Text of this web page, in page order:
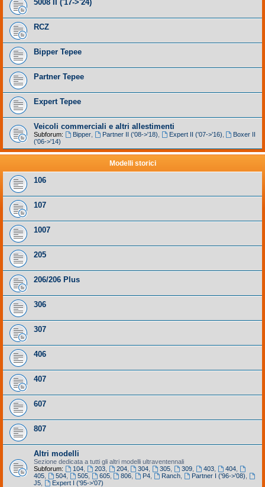
5008 II ('17->'24)
RCZ
Bipper Tepee
Partner Tepee
Expert Tepee
Veicoli commerciali e altri allestimenti
Subforum: Bipper, Partner II ('08->'18) Expert II ('07->'16)
Boxer II
('06->'14)
Modelli storici
106
107
1007
205
206/206 Plus
306
307
406
407
607
807
Altri modelli
Sezione dedicata a tutti gli altri modelli ultraventennali
Subforum:
104, 203, 204, 304 305 309 403, 404,
405
504, 505, 605, 806 P4 Ranch Partner I ('96->'08)
J5
Expert I ('95->'07)